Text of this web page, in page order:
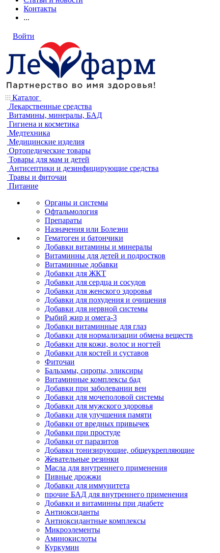
Контакты
...
Войти
Каталог
Лекарственные средства
Витамины, минералы, БАД
Гигиена и косметика
Медтехника
Медицинские изделия
Ортопедические товары
Товары для мам и детей
Антисептики и дезинфицирующие средства
Травы и фиточаи
Питание
Органы и системы
Офтальмология
Препараты
Назначения или Болезни
Гематоген и батончики
Добавки витамины и минералы
Витаминны для детей и подростков
Витаминные добавки
Добавки для ЖКТ
Добавки для сердца и сосудов
Добавки для женского здоровья
Добавки для похудения и очищения
Добавки для нервной системы
Рыбий жир и омега-3
Добавки витаминные для глаз
Добавки для нормализации обмена веществ
Добавки для кожи, волос и ногтей
Добавки для костей и суставов
Фиточаи
Бальзамы, сиропы, эликсиры
Витаминные комплексы бад
Добавки при заболевании вен
Добавки для мочеполовой системы
Добавки для мужского здоровья
Добавки для улучшения памяти
Добавки от вредных привычек
Добавки при простуде
Добавки от паразитов
Добавки тонизирующие, общеукрепляющие
Жевательные резинки
Масла для внутреннего применения
Пивные дрожжи
Добавки для иммунитета
прочие БАД для внутреннего применения
Добавки и витаминны при диабете
Антиоксиданты
Антиоксидантные комплексы
Микроэлементы
Аминокислоты
Куркумин